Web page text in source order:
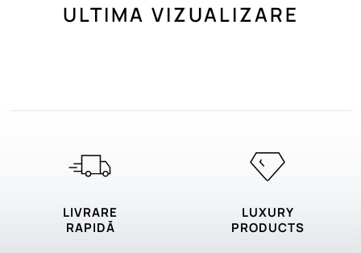
ULTIMA VIZUALIZARE
LIVRARE
RAPIDĂ
LUXURY
PRODUCTS